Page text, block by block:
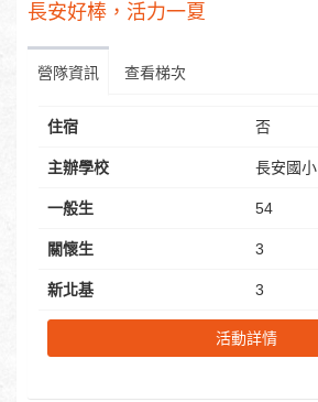
長安好棒，活力一夏
營隊資訊 查看梯次
住宿 否
主辦學校 長安國小
一般生 54
關懷生 3
新北基 3
活動詳情